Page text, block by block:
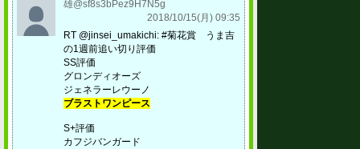
雄@sf8s3bPez9H7N5g
2018/10/15(月) 09:35
RT @jinsei_umakichi: #菊花賞 うま吉
の1週前追い切り評価
SS評価
グロンディオーズ
ジェネラーレウーノ
ブラストワンピース
S+評価
カフジバンガード